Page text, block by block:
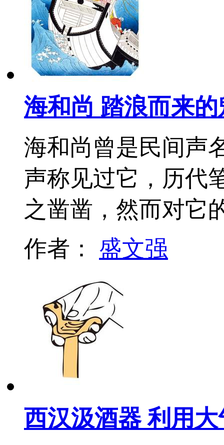
海和尚 踏浪而来的
海和尚曾是民间声
声称见过它，历代
之凿凿，然而对它
作者： 盛文强
西汉汲酒器 利用